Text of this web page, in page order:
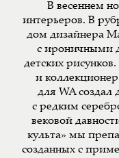
В весеннем
интерьеров. В
дом дизайнера
с ироничными
детских
и
для WA создал
с редким
вековой
культа» мы
созданных с